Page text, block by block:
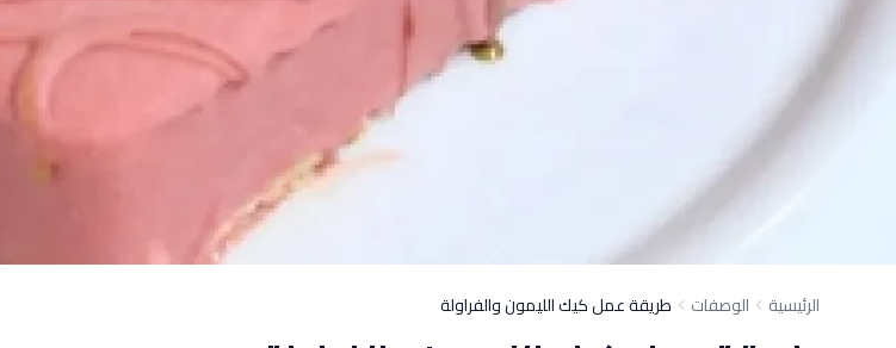
الرئيسية الوصفات طريقة عمل كيك الليمون والفراولة